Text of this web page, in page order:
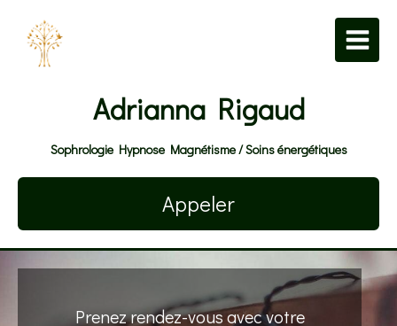
Adrianna Rigaud
Sophrologie Hypnose Magnétisme / Soins énergétiques
Appeler
Prenez rendez-vous avec votre